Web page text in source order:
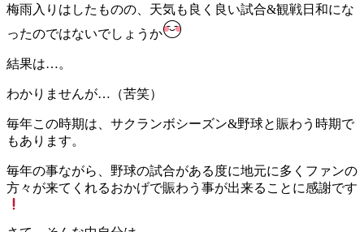
梅雨入りはしたものの、天気も良く良い試合&観戦日和にな
ったのではないでしょうか
結果は…。
わかりませんが…（苦笑）
毎年この時期は、サクランボシーズン&野球と賑わう時期で
もあります。
毎年の事ながら、野球の試合がある度に地元に多くファンの
方々が来てくれるおかげで賑わう事が出来ることに感謝です